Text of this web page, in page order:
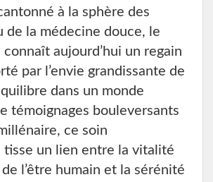
à la sphère des
de la médecine douce, le
aujourd’hui un regain
par l’envie grandissante de
dans un monde
témoignages bouleversants
ce soin
tisse un lien entre la vitalité
l’être humain et la sérénité